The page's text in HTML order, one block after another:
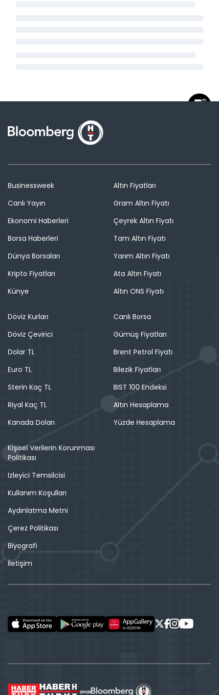
Businessweek
Canlı Yayın
Ekonomi Haberleri
Borsa Haberleri
Dünya Borsaları
Kripto Fiyatları
Künye
Altın Fiyatları
Gram Altın Fiyatı
Çeyrek Altın Fiyatı
Tam Altın Fiyatı
Yarım Altın Fiyatı
Ata Altın Fiyatı
Altın ONS Fiyatı
Döviz Kurları
Döviz Çevirici
Dolar TL
Euro TL
Sterin Kaç TL
Riyal Kaç TL
Kanada Doları
Canlı Borsa
Gümüş Fiyatları
Brent Petrol Fiyatı
Bilezik Fiyatları
BIST 100 Endeksi
Altın Hesaplama
Yüzde Hesaplama
Kişisel Verilerin Korunması
Politikası
İzleyici Temsilcisi
Kullanım Koşulları
Aydınlatma Metni
Çerez Politikası
Biyografi
İletişim